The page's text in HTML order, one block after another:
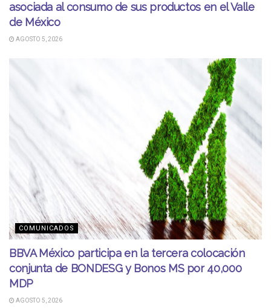
asociada al consumo de sus productos en el Valle
de México
AGOSTO 5, 2026
COMUNICADOS
BBVA México participa en la tercera colocación
conjunta de BONDESG y Bonos MS por 40,000
MDP
AGOSTO 5, 2026